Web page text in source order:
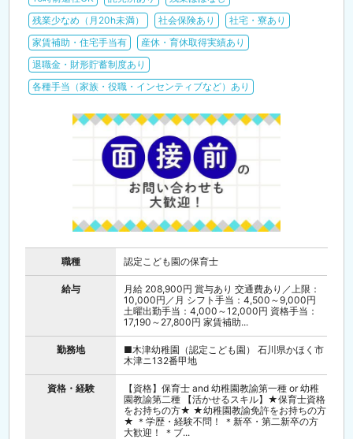
残業少なめ（月20h未満）
社会保険あり
社宅・寮あり
家賃補助・住宅手当有
産休・育休取得実績あり
退職金・財形貯蓄制度あり
各種手当（家族・役職・インセンティブなど）あり
職種 認定こども園の保育士
給与
月給 208,900円 賞与あり 交通費あり／上限：
10,000円／月 シフト手当：4,500～9,000円
土曜出勤手当：4,000～12,000円 資格手当：
17,190～27,800円 家賃補助...
勤務地
■木津幼稚園（認定こども園） 石川県かほく市
木津ニ132番甲地
資格・経験
【資格】保育士 and 幼稚園教諭第一種 or 幼稚
園教諭第二種 【活かせるスキル】★保育士資格
をお持ちの方★ ★幼稚園教諭免許をお持ちの方
★ ＊学歴・経験不問！ ＊新卒・第二新卒の方
大歓迎！ ＊ブ...